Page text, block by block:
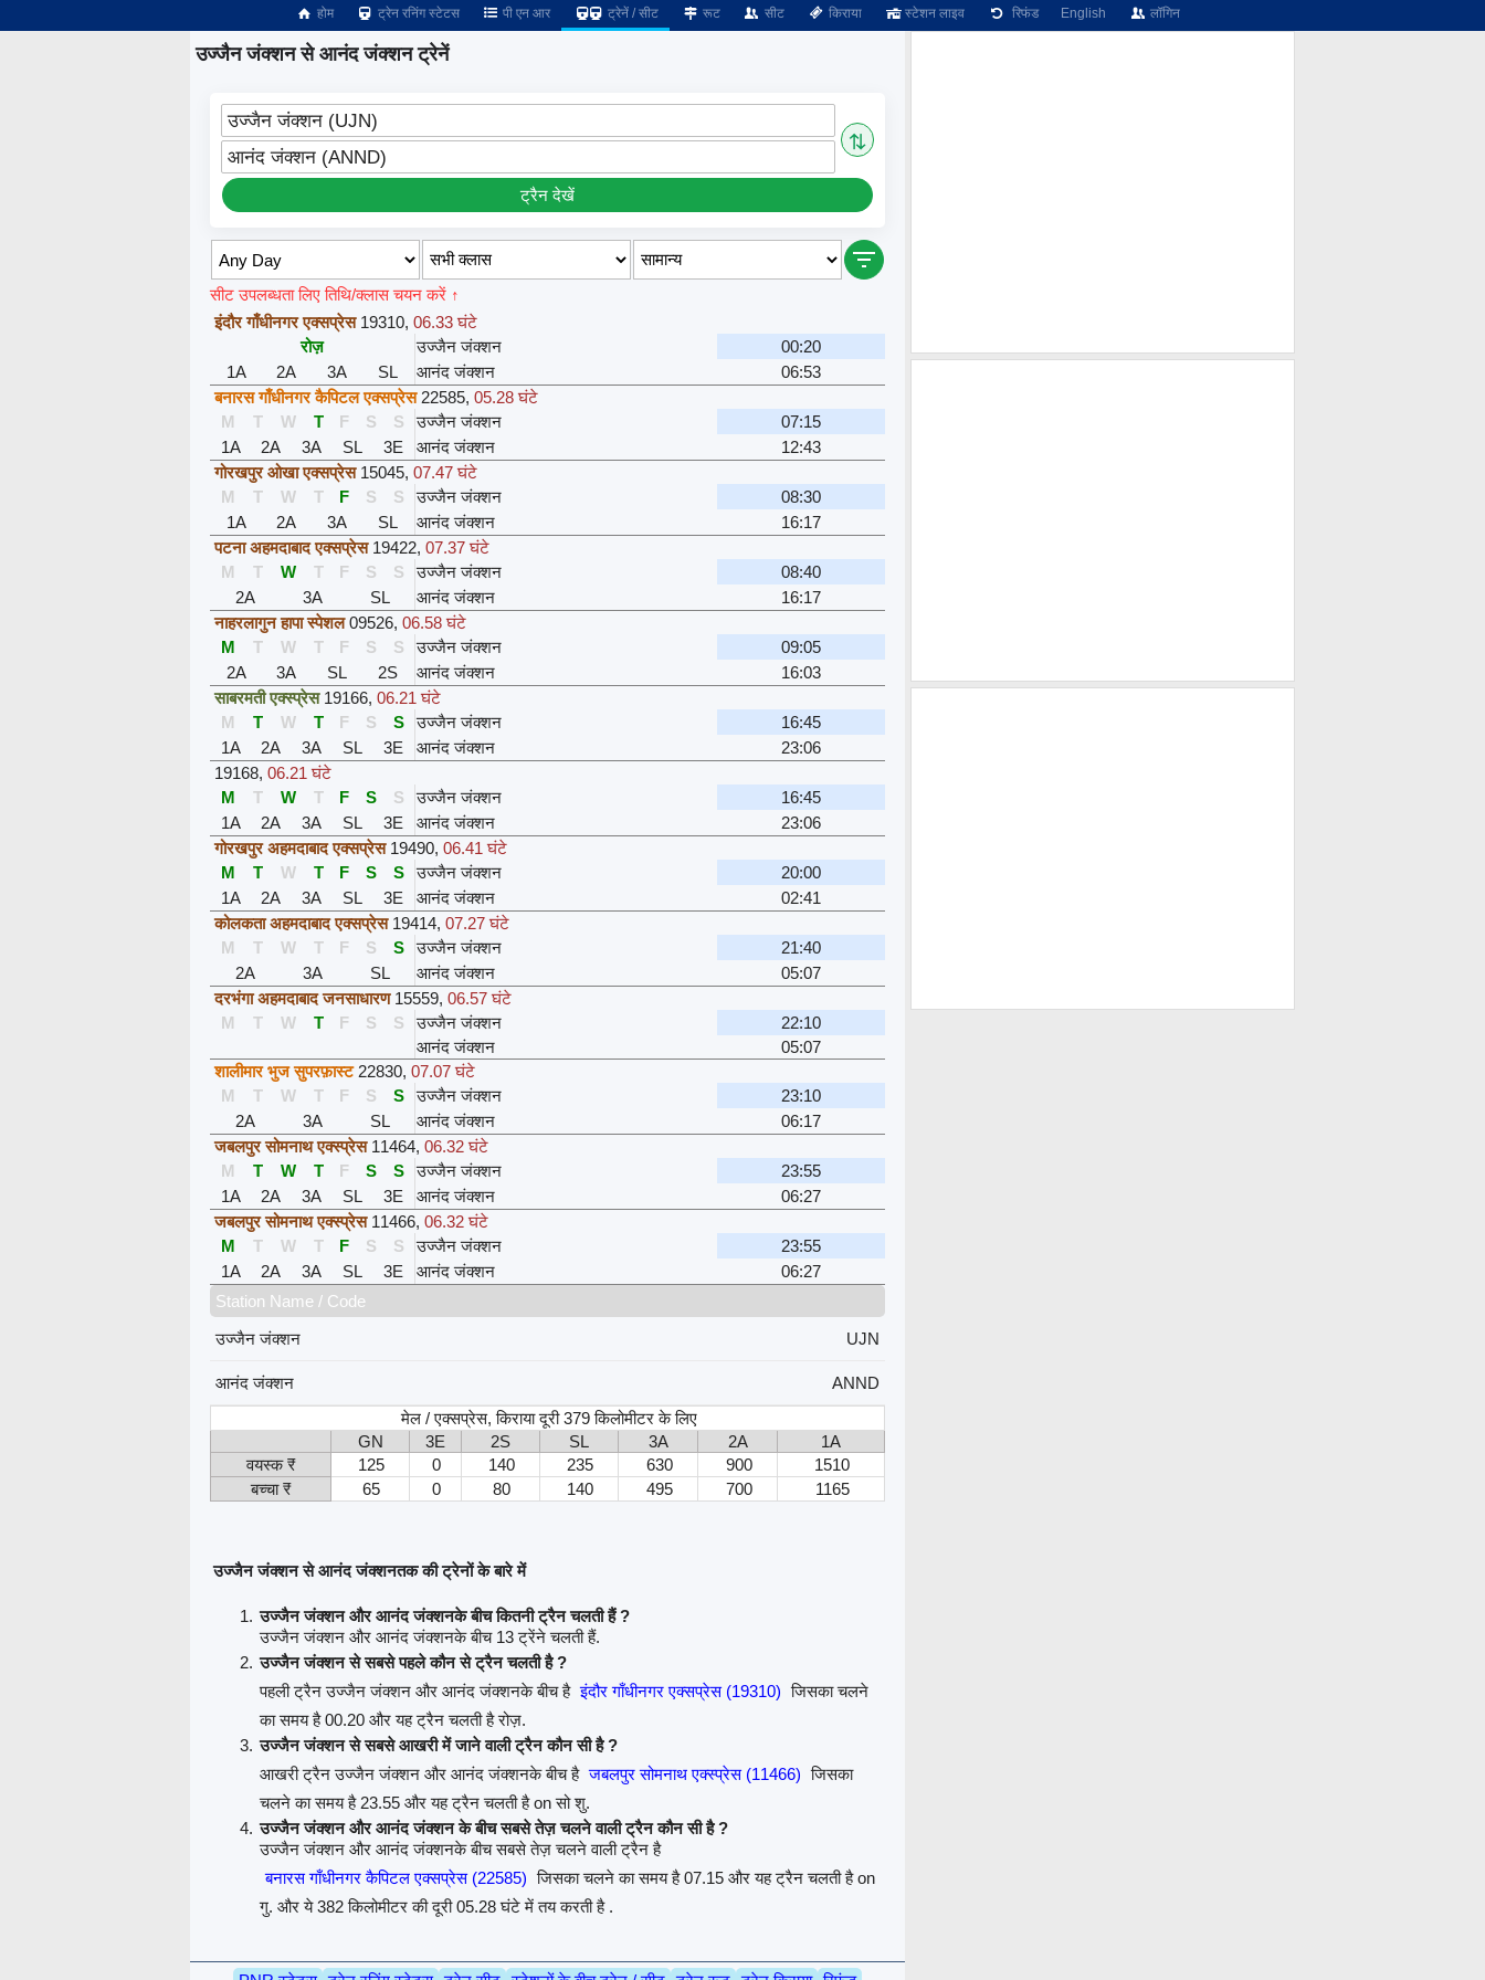
होम ट्रेन रनिंग स्टेटस पी एन आर ट्रेनें / सीट रूट सीट किराया स्टेशन लाइव रिफंड English लॉगिन
उज्जैन जंक्शन से आनंद जंक्शन ट्रेनें
उज्जैन जंक्शन (UJN)
⇅
आनंद जंक्शन (ANND)
ट्रैन देखें
सीट उपलब्धता लिए तिथि/क्लास चयन करें ↑
इंदौर गाँधीनगर एक्सप्रेस 19310, 06.33 घंटे
रोज़
उज्जैन जंक्शन
00:20
1A
2A 3A SL आनंद जंक्शन
06:53
बनारस गाँधीनगर कैपिटल एक्सप्रेस 22585, 05.28 घंटे
M
T W T F S S उज्जैन जंक्शन
07:15
1A
2A 3A SL 3E आनंद जंक्शन
12:43
गोरखपुर ओखा एक्सप्रेस 15045, 07.47 घंटे
M
T W T F S S उज्जैन जंक्शन
08:30
1A
2A 3A SL आनंद जंक्शन
16:17
पटना अहमदाबाद एक्सप्रेस 19422, 07.37 घंटे
M
T W T F S S उज्जैन जंक्शन
08:40
2A
3A SL आनंद जंक्शन
16:17
नाहरलागुन हापा स्पेशल 09526, 06.58 घंटे
M
T W T F S S उज्जैन जंक्शन
09:05
2A
3A SL 2S आनंद जंक्शन
16:03
साबरमती एक्स्प्रेस 19166, 06.21 घंटे
M
T W T F S S उज्जैन जंक्शन
16:45
1A
2A 3A SL 3E आनंद जंक्शन
23:06
19168, 06.21 घंटे
M
T W T F S S उज्जैन जंक्शन
16:45
1A
2A 3A SL 3E आनंद जंक्शन
23:06
गोरखपुर अहमदाबाद एक्सप्रेस 19490, 06.41 घंटे
M
T W T F S S उज्जैन जंक्शन
20:00
1A
2A 3A SL 3E आनंद जंक्शन
02:41
कोलकता अहमदाबाद एक्सप्रेस 19414, 07.27 घंटे
M
T W T F S S उज्जैन जंक्शन
21:40
2A
3A SL आनंद जंक्शन
05:07
दरभंगा अहमदाबाद जनसाधारण 15559, 06.57 घंटे
M
T W T F S S उज्जैन जंक्शन
22:10
आनंद जंक्शन
05:07
शालीमार भुज सुपरफ़ास्ट 22830, 07.07 घंटे
M
T W T F S S उज्जैन जंक्शन
23:10
2A
3A SL आनंद जंक्शन
06:17
जबलपुर सोमनाथ एक्स्प्रेस 11464, 06.32 घंटे
M
T W T F S S उज्जैन जंक्शन
23:55
1A
2A 3A SL 3E आनंद जंक्शन
06:27
जबलपुर सोमनाथ एक्स्प्रेस 11466, 06.32 घंटे
M
T W T F S S उज्जैन जंक्शन
23:55
1A
2A 3A SL 3E आनंद जंक्शन
06:27
Station Name / Code
उज्जैन जंक्शन
UJN
आनंद जंक्शन
ANND
मेल / एक्सप्रेस, किराया दूरी 379 किलोमीटर के लिए
GN
3E 2S SL 3A 2A
1A
वयस्क ₹
125 0 140 235 630 900
1510
बच्चा ₹
65 0 80 140 495 700 1165
उज्जैन जंक्शन से आनंद जंक्शनतक की ट्रेनों के बारे में
उज्जैन जंक्शन और आनंद जंक्शनके बीच कितनी ट्रैन चलती हैं ?
उज्जैन जंक्शन और आनंद जंक्शनके बीच 13 ट्रेंने चलती हैं.
उज्जैन जंक्शन से सबसे पहले कौन से ट्रैन चलती है ?
पहली ट्रैन उज्जैन जंक्शन और आनंद जंक्शनके बीच है इंदौर गाँधीनगर एक्सप्रेस (19310) जिसका चलने
का समय है 00.20 और यह ट्रैन चलती है रोज़.
उज्जैन जंक्शन से सबसे आखरी में जाने वाली ट्रैन कौन सी है ?
आखरी ट्रैन उज्जैन जंक्शन और आनंद जंक्शनके बीच है जबलपुर सोमनाथ एक्स्प्रेस (11466) जिसका
चलने का समय है 23.55 और यह ट्रैन चलती है on सो शु.
उज्जैन जंक्शन और आनंद जंक्शन के बीच सबसे तेज़ चलने वाली ट्रैन कौन सी है ?
उज्जैन जंक्शन और आनंद जंक्शनके बीच सबसे तेज़ चलने वाली ट्रैन है
बनारस गाँधीनगर कैपिटल एक्सप्रेस (22585) जिसका चलने का समय है 07.15 और यह ट्रैन चलती है on
गु. और ये 382 किलोमीटर की दूरी 05.28 घंटे में तय करती है .